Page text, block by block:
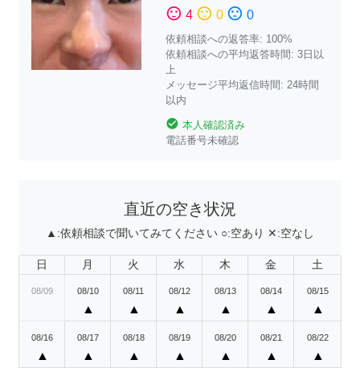
sentiment_satisfied 4 sentiment_neutral 0 sentiment_dissatisfied 0
依頼相談への返答率: 100%
依頼相談への平均返答時間: 3日以
上
メッセージ平均返信時間: 24時間
以内
check_circle 本人確認済み
電話番号未確認
直近の空き状況
▲:依頼相談で聞いてみてください ○:空あり ✕:空なし
日 月 火 水 木 金 土
08/09 08/10
▲
08/11
▲
08/12
▲
08/13
▲
08/14
▲
08/15
▲
08/16
▲
08/17
▲
08/18
▲
08/19
▲
08/20
▲
08/21
▲
08/22
▲